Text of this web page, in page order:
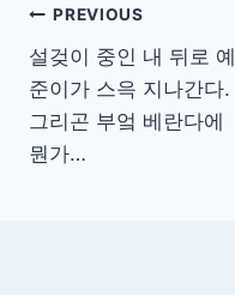
글
탐
색
PREVIOUS
설겆이 중인 내 뒤로 예
준이가 스윽 지나간다.
그리곤 부엌 베란다에
뭔가…